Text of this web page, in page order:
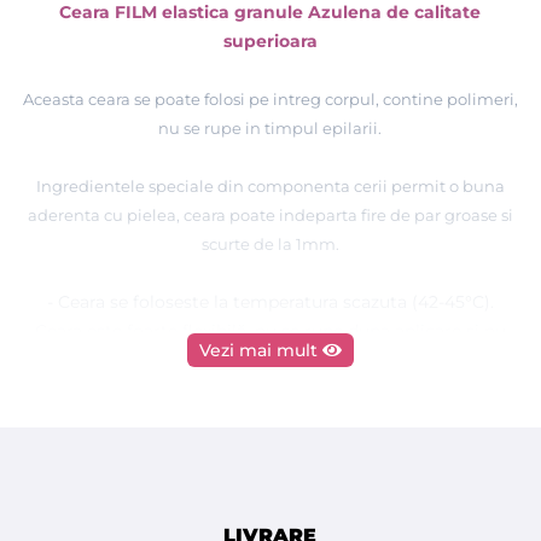
Ceara FILM elastica granule Azulena de calitate
superioara
Aceasta ceara se poate folosi pe intreg corpul, contine polimeri,
nu se rupe in timpul epilarii.
Ingredientele speciale din componenta cerii permit o buna
aderenta cu pielea, ceara poate indeparta fire de par groase si
scurte de la 1mm.
Ceara este foarte flexibilă, nu se rupe dupa aplicare si nu
creeaza fire elastice.
poate intinde foarte usor pe zone mari sau mici de pe tot
Vezi mai mult
LIVRARE